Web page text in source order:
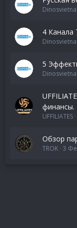
4
5
финансы.
UFFILIATES
Обзор
TROK 3